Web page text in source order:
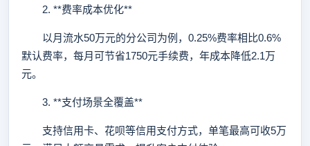
2. **费率成本优化**
以月流水50万元的分公司为例，0.25%费率相比0.6%
默认费率，每月可节省1750元手续费，年成本降低2.1万
元。
3. **支付场景全覆盖**
支持信用卡、花呗等信用支付方式，单笔最高可收5万